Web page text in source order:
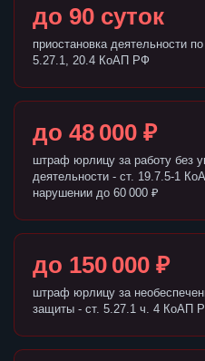
до 90 суток
приостановка деятельности
5.27.1, 20.4 КоАП РФ
до 48 000 ₽
штраф юрлицу за работу без
деятельности - ст. 19.7.5-1
нарушении до 60 000 ₽
до 150 000 ₽
штраф юрлицу за
защиты - ст. 5.27.1 ч. 4 КоАП